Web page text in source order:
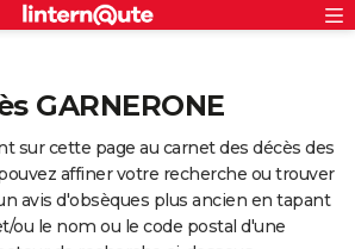
GARNERONE
sur cette page au carnet des décès des
affiner votre recherche ou trouver
avis d'obsèques plus ancien en tapant
ou le nom ou le code postal d'une